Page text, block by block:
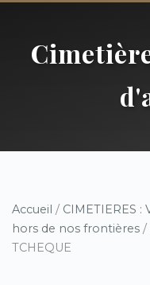
Accueil / CIMETIERES
hors de nos frontières /
TCHEQUE